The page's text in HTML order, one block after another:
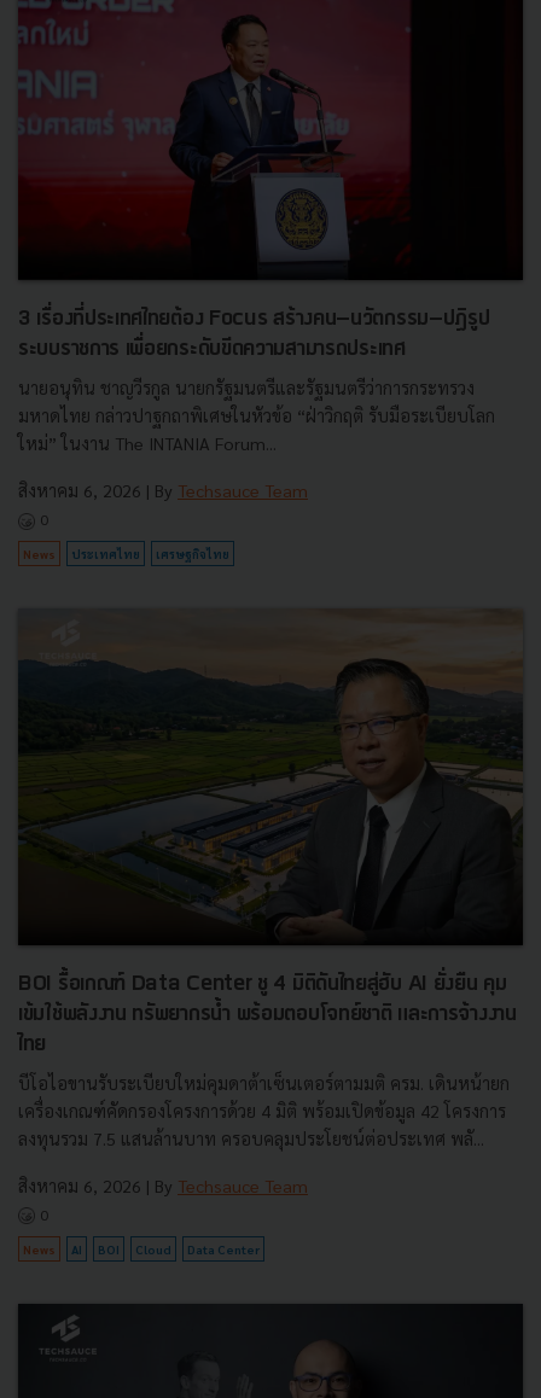
3 เรื่องที่ประเทศไทยต้อง Focus สร้างคน–นวัตกรรม–ปฏิรูป
ระบบราชการ เพื่อยกระดับขีดความสามารถประเทศ
นายอนุทิน ชาญวีรกูล นายกรัฐมนตรีและรัฐมนตรีว่าการกระทรวง
มหาดไทย กล่าวปาฐกถาพิเศษในหัวข้อ “ฝ่าวิกฤติ รับมือระเบียบโลก
ใหม่” ในงาน The INTANIA Forum...
สิงหาคม 6, 2026 | By Techsauce Team
0
News ประเทศไทย เศรษฐกิจไทย
BOI รื้อเกณฑ์ Data Center ชู 4 มิติดันไทยสู่ฮับ AI ยั่งยืน คุม
เข้มใช้พลังงาน ทรัพยากรน้ำ พร้อมตอบโจทย์ชาติ และการจ้างงาน
ไทย
บีโอไอขานรับระเบียบใหม่คุมดาต้าเซ็นเตอร์ตามมติ ครม. เดินหน้ายก
เครื่องเกณฑ์คัดกรองโครงการด้วย 4 มิติ พร้อมเปิดข้อมูล 42 โครงการ
ลงทุนรวม 7.5 แสนล้านบาท ครอบคลุมประโยชน์ต่อประเทศ พลั...
สิงหาคม 6, 2026 | By Techsauce Team
0
News AI BOI Cloud Data Center